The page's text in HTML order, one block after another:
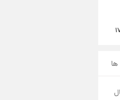
برای امروز ۱۷